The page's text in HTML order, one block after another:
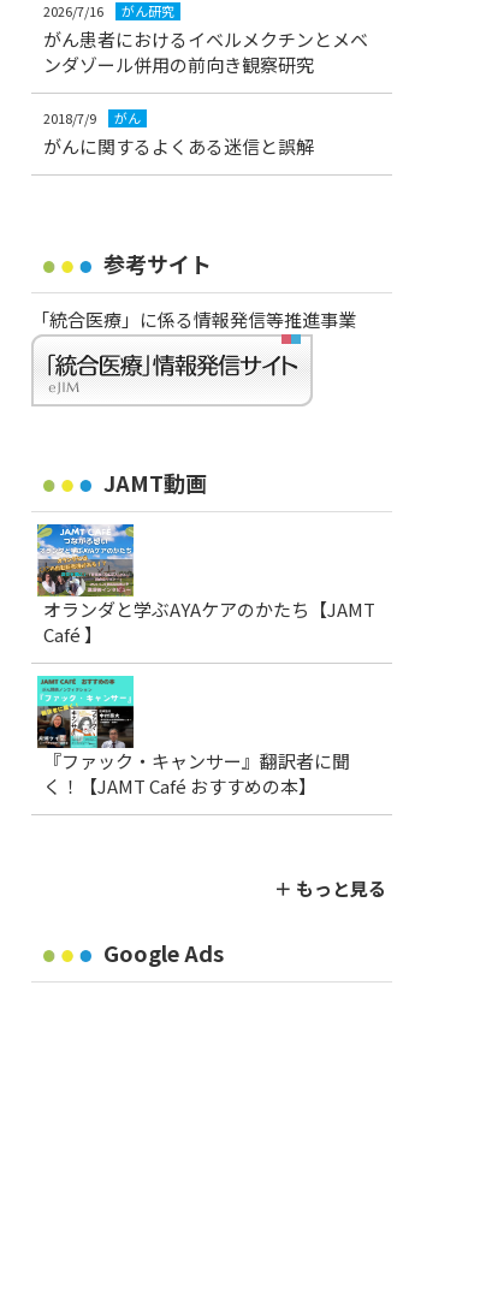
2026/7/16 がん研究
がん患者におけるイベルメクチンとメベ
ンダゾール併用の前向き観察研究
2018/7/9 がん
がんに関するよくある迷信と誤解
参考サイト
「統合医療」に係る情報発信等推進事業
JAMT動画
オランダと学ぶAYAケアのかたち【JAMT
Café 】
『ファック・キャンサー』翻訳者に聞
く！【JAMT Café おすすめの本】
＋ もっと見る
Google Ads